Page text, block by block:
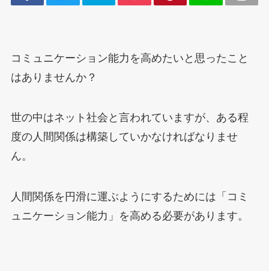
コミュニケーション能力を高めたいと思ったこと
はありませんか？
世の中はネット社会と言われていますが、ある程
度の人間関係は構築していかなければなりませ
ん。
人間関係を円滑に運ぶようにするためには「コミ
ュニケーション能力」を高める必要があります。